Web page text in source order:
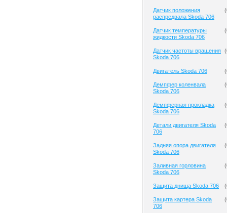
Датчик положения
распредвала Skoda 706
(
Датчик температуры
жидкости Skoda 706
(
Датчик частоты вращения
Skoda 706
(
Двигатель Skoda 706 (
Демпфер коленвала
Skoda 706
(
Демпферная прокладка
Skoda 706
(
Детали двигателя Skoda
706
(
Задняя опора двигателя
Skoda 706
(
Заливная горловина
Skoda 706
(
Защита днища Skoda 706 (
Защита картера Skoda
706
(